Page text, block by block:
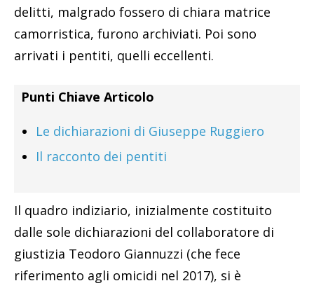
delitti, malgrado fossero di chiara matrice
camorristica, furono archiviati. Poi sono
arrivati i pentiti, quelli eccellenti.
Punti Chiave Articolo
Le dichiarazioni di Giuseppe Ruggiero
Il racconto dei pentiti
Il quadro indiziario, inizialmente costituito
dalle sole dichiarazioni del collaboratore di
giustizia Teodoro Giannuzzi (che fece
riferimento agli omicidi nel 2017), si è